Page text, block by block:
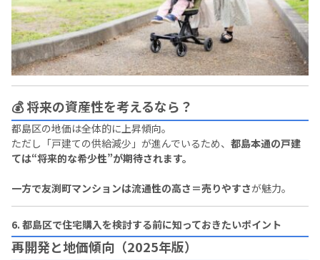
💰 将来の資産性を考えるなら？
都島区の地価は全体的に上昇傾向。
ただし「戸建ての供給減少」が進んでいるため、都島本通の戸建
ては“将来的な希少性”が期待されます。
一方で友渕町マンションは流通性の高さ＝売りやすさが魅力。
6. 都島区で住宅購入を検討する前に知っておきたいポイント
再開発と地価傾向（2025年版）